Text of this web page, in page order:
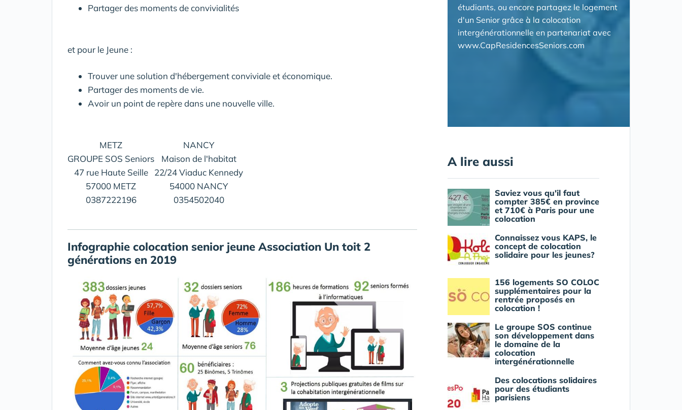
Partager des moments de convivialités
et pour le Jeune :
Trouver une solution d'hébergement conviviale et économique.
Partager des moments de vie.
Avoir un point de repère dans une nouvelle ville.
METZ
GROUPE SOS Seniors
47 rue Haute Seille
57000 METZ
0387222196
NANCY
Maison de l'habitat
22/24 Viaduc Kennedy
54000 NANCY
0354502040
Infographie colocation senior jeune Association Un toit 2
générations en 2019
étudiants, ou encore partagez le logement
d'un Senior grâce à la colocation
intergénérationnelle en partenariat avec
www.CapResidencesSeniors.com
A lire aussi
Saviez vous qu'il faut
compter 385€ en province
et 710€ à Paris pour une
colocation
Connaissez vous KAPS, le
concept de colocation
solidaire pour les jeunes?
156 logements SO COLOC
supplémentaires pour la
rentrée proposés en
colocation !
Le groupe SOS continue
son développement dans
le domaine de la
colocation
intergénérationnelle
Des colocations solidaires
pour des étudiants
parisiens